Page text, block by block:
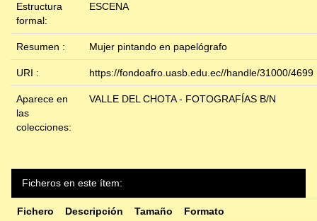
Estructura
formal:
ESCENA
Resumen : Mujer pintando en papelógrafo
URI : https://fondoafro.uasb.edu.ec//handle/31000/4699
Aparece en
las
colecciones:
VALLE DEL CHOTA - FOTOGRAFÍAS B/N
Ficheros en este ítem:
Fichero Descripción Tamaño Formato